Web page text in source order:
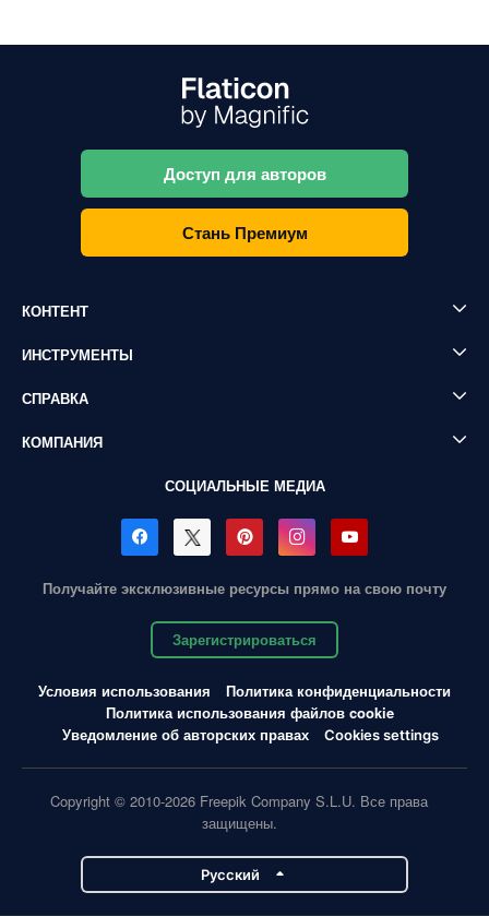
Доступ для авторов
Стань Премиум
КОНТЕНТ
ИНСТРУМЕНТЫ
СПРАВКА
КОМПАНИЯ
СОЦИАЛЬНЫЕ МЕДИА
Получайте эксклюзивные ресурсы прямо на свою почту
Зарегистрироваться
Условия использования
Политика конфиденциальности
Политика использования файлов cookie
Уведомление об авторских правах
Cookies settings
Copyright © 2010-2026 Freepik Company S.L.U. Все права
защищены.
Pусский